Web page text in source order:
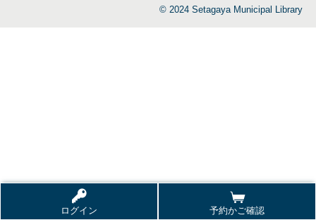
ログイン 予約かご確認
© 2024 Setagaya Municipal Library